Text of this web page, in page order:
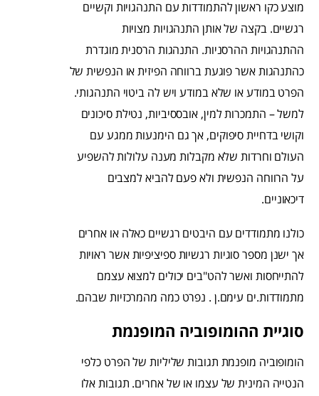
מוצע כקו ראשון להתמודדות עם התנהגויות וקשיים
רגשיים. בקצה של אותן התנהגויות מצויות
ההתנהגויות ההרסניות. התנהגות הרסנית מוגדרת
כהתנהגות אשר פוגעת ברווחה הפיזית או הנפשית של
הפרט במודע או שלא במודע ויש לה ביטוי התנהגותי.
למשל – התמכרות למין, אובססיביות, נטילת סיכונים
וקושי בדחיית סיפוקים, אך גם הימנעות ממגע עם
העולם וחרדות שלא מקבלות מענה עלולות להשפיע
על הרווחה הנפשית ולא פעם להביא למצבים
דיכאוניים.
כולנו מתמודדים עם היבטים רגשיים כאלה או אחרים
אך ישנן מספר סוגיות רגשיות ספיציפיות אשר ראויות
להתייחסות ואשר להט"בים יכולים למצוא עצמם
מתמודדות.ים עימם.ן . נפרט כמה מהמרכזיות שבהם.
סוגיית ההומופוביה המופנמת
הומופוביה מופנמת תגובות שליליות של הפרט כלפי
הנטייה המינית של עצמו או של אחרים. תגובות אלו